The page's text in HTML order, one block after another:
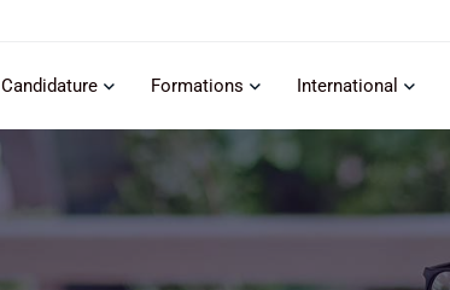
Candidature Formations International